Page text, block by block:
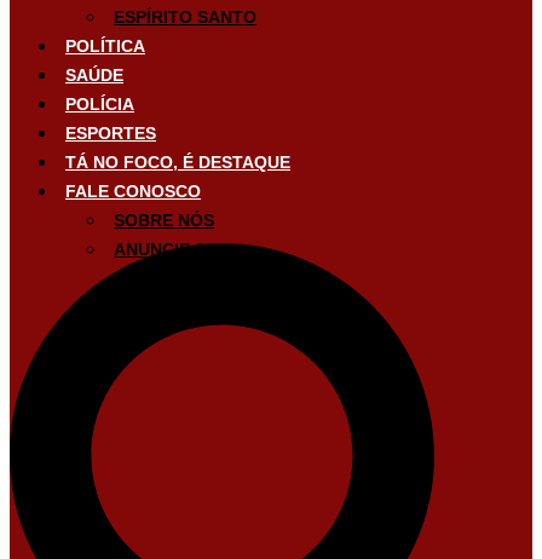
ESPÍRITO SANTO
POLÍTICA
SAÚDE
POLÍCIA
ESPORTES
TÁ NO FOCO, É DESTAQUE
FALE CONOSCO
SOBRE NÓS
ANUNCIE AQUI